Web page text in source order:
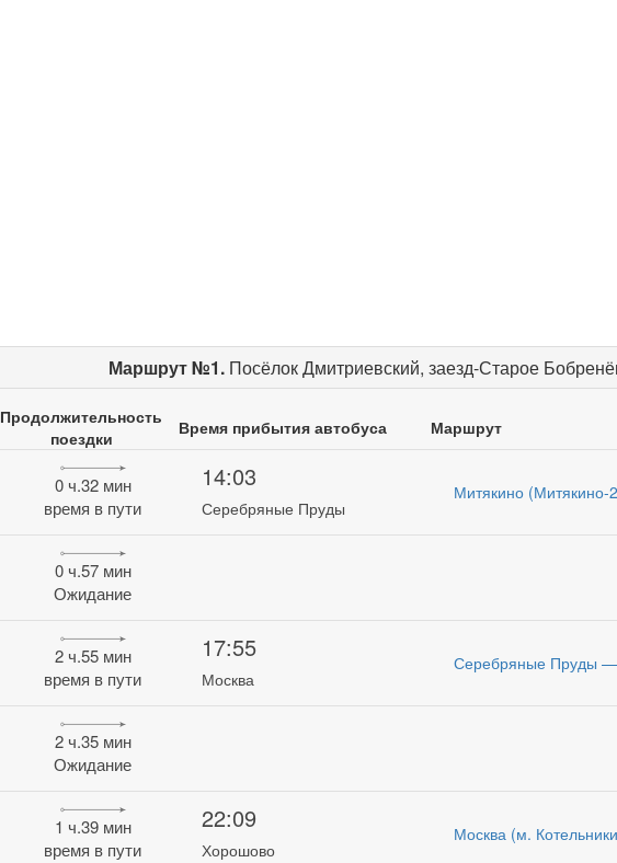
Маршрут №1. Посёлок Дмитриевский, заезд-Старое
Продолжительность
поездки
Время прибытия автобуса Маршрут
0 ч.32 мин
время в пути
14:03
Серебряные Пруды
Митякино
0 ч.57 мин
Ожидание
2 ч.55 мин
время в пути
17:55
Москва
Серебряные Пруды
2 ч.35 мин
Ожидание
1 ч.39 мин
время в пути
22:09
Хорошово
Москва (м.